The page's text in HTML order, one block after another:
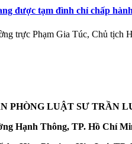
được tạm đình chỉ chấp
trực Phạm Gia Túc, Chủ tịch
PHÒNG LUẬT SƯ TRẦN
Hạnh Thông, TP. Hồ Chí